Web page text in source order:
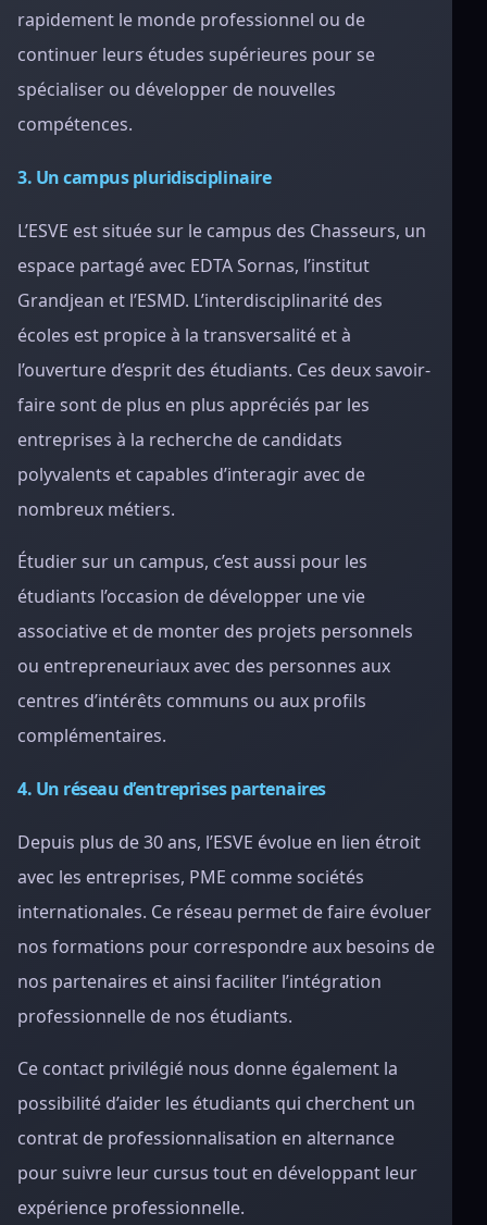
rapidement le monde professionnel ou de
continuer leurs études supérieures pour se
spécialiser ou développer de nouvelles
compétences.
3. Un campus pluridisciplinaire
L’ESVE est située sur le campus des Chasseurs, un
espace partagé avec EDTA Sornas, l’institut
Grandjean et l’ESMD. L’interdisciplinarité des
écoles est propice à la transversalité et à
l’ouverture d’esprit des étudiants. Ces deux savoir-
faire sont de plus en plus appréciés par les
entreprises à la recherche de candidats
polyvalents et capables d’interagir avec de
nombreux métiers.
Étudier sur un campus, c’est aussi pour les
étudiants l’occasion de développer une vie
associative et de monter des projets personnels
ou entrepreneuriaux avec des personnes aux
centres d’intérêts communs ou aux profils
complémentaires.
4. Un réseau d’entreprises partenaires
Depuis plus de 30 ans, l’ESVE évolue en lien étroit
avec les entreprises, PME comme sociétés
internationales. Ce réseau permet de faire évoluer
nos formations pour correspondre aux besoins de
nos partenaires et ainsi faciliter l’intégration
professionnelle de nos étudiants.
Ce contact privilégié nous donne également la
possibilité d’aider les étudiants qui cherchent un
contrat de professionnalisation en alternance
pour suivre leur cursus tout en développant leur
expérience professionnelle.